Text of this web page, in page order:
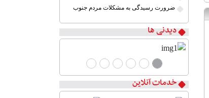
ضرورت رسیدگی به مشکلات مردم جنوب
دیدنی ها
خدمات آنلاین